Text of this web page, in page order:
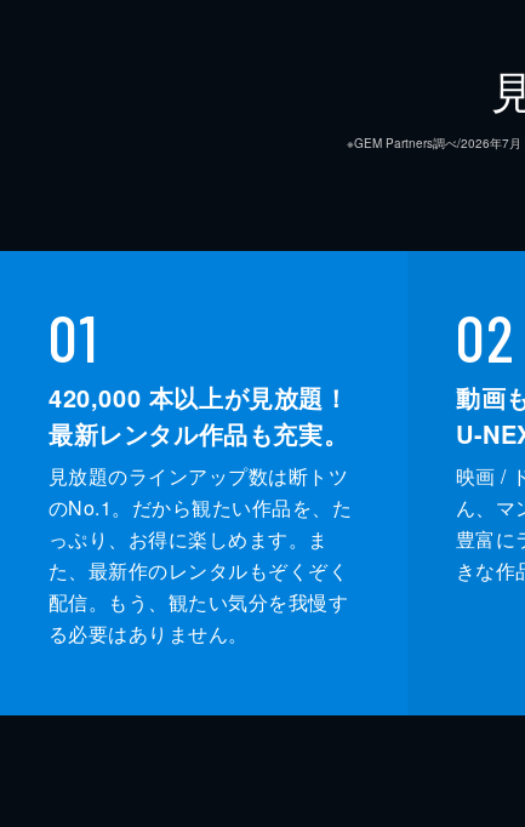
※GEM Partners調べ/2026年7⽉
01
420,000 本以上が見放題！
最新レンタル作品も充実。
見放題のラインアップ数は断トツ
のNo.1。だから観たい作品を、た
っぷり、お得に楽しめます。ま
た、最新作のレンタルもぞくぞく
配信。もう、観たい気分を我慢す
る必要はありません。
02
動画
U-
映画 /
ん、マ
豊富に
きな作